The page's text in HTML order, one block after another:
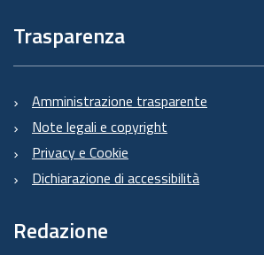
Trasparenza
Amministrazione trasparente
Note legali e copyright
Privacy e Cookie
Dichiarazione di accessibilità
Redazione